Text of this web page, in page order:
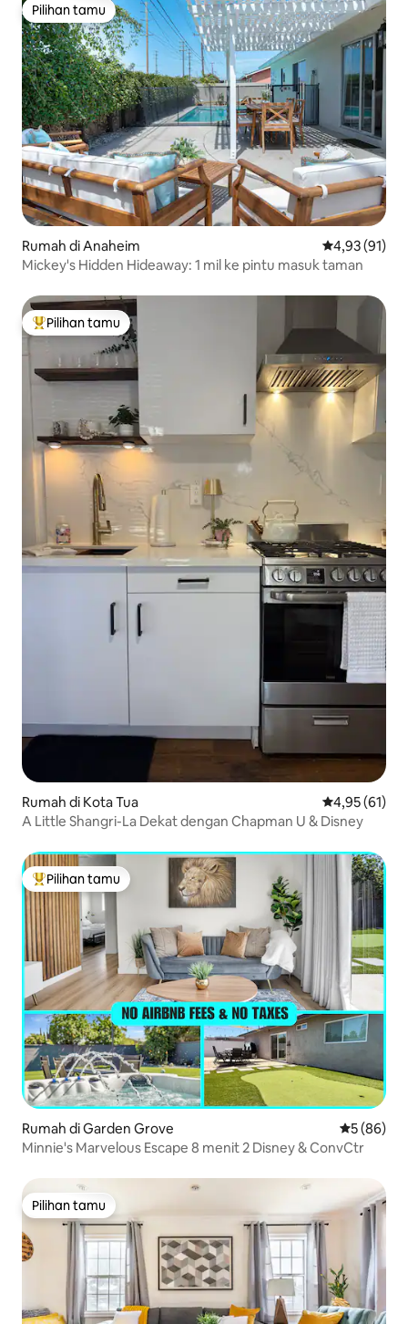
Pilihan tamu
Pilihan tamu
Rumah di Anaheim Nilai rata-rata
4,93 (91)
Mickey's Hidden Hideaway: 1 mil ke pintu masuk taman
Pilihan tamu terpopuler
Pilihan tamu
Rumah di Kota Tua Nilai rata-rata
4,95 (61)
A Little Shangri-La Dekat dengan Chapman U & Disney
Pilihan tamu terpopuler
Pilihan tamu
Rumah di Garden Grove Nilai rata-
5 (86)
Minnie's Marvelous Escape 8 menit 2 Disney & ConvCtr
Pilihan tamu
Pilihan tamu